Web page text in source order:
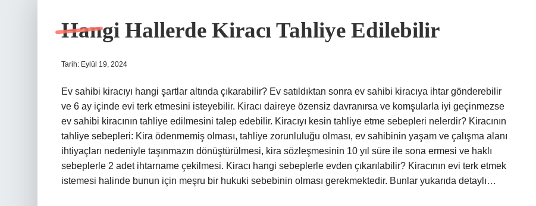
Hangi Hallerde Kiracı Tahliye Edilebilir
Tarih: Eylül 19, 2024
Ev sahibi kiracıyı hangi şartlar altında çıkarabilir? Ev satıldıktan sonra ev sahibi kiracıya ihtar gönderebilir
ve 6 ay içinde evi terk etmesini isteyebilir. Kiracı daireye özensiz davranırsa ve komşularla iyi geçinmezse
ev sahibi kiracının tahliye edilmesini talep edebilir. Kiracıyı kesin tahliye etme sebepleri nelerdir? Kiracının
tahliye sebepleri: Kira ödenmemiş olması, tahliye zorunluluğu olması, ev sahibinin yaşam ve çalışma alanı
ihtiyaçları nedeniyle taşınmazın dönüştürülmesi, kira sözleşmesinin 10 yıl süre ile sona ermesi ve haklı
sebeplerle 2 adet ihtarname çekilmesi. Kiracı hangi sebeplerle evden çıkarılabilir? Kiracının evi terk etmek
istemesi halinde bunun için meşru bir hukuki sebebinin olması gerekmektedir. Bunlar yukarıda detaylı…